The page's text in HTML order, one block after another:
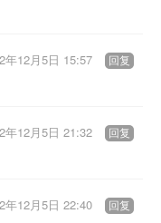
年12月5日 15:57 回复
年12月5日 21:32 回复
年12月5日 22:40 回复